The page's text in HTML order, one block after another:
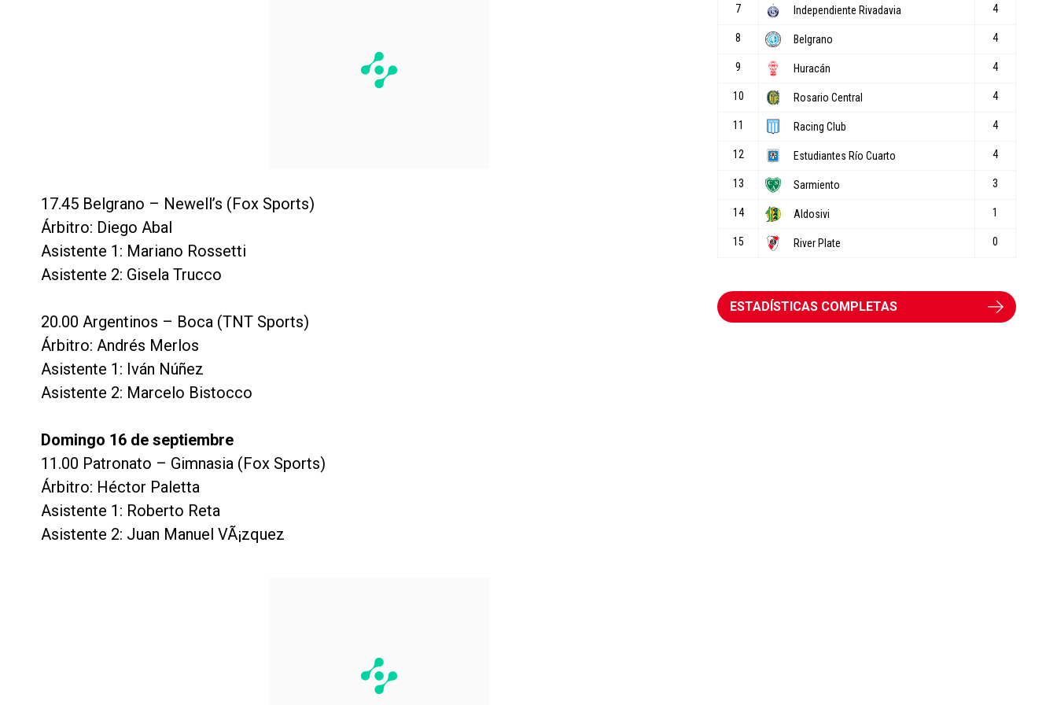
17.45 Belgrano – Newell’s (Fox Sports)
Árbitro: Diego Abal
Asistente 1: Mariano Rossetti
Asistente 2: Gisela Trucco
20.00 Argentinos – Boca (TNT Sports)
Árbitro: Andrés Merlos
Asistente 1: Iván Núñez
Asistente 2: Marcelo Bistocco
Domingo 16 de septiembre
11.00 Patronato – Gimnasia (Fox Sports)
Árbitro: Héctor Paletta
Asistente 1: Roberto Reta
Asistente 2: Juan Manuel VÃ¡zquez
ESTADÍSTICAS COMPLETAS